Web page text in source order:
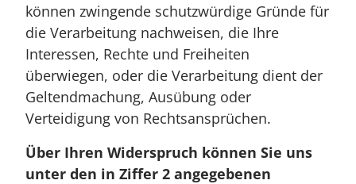
können zwingende schutzwürdige Gründe für
die Verarbeitung nachweisen, die Ihre
Interessen, Rechte und Freiheiten
überwiegen, oder die Verarbeitung dient der
Geltendmachung, Ausübung oder
Verteidigung von Rechtsansprüchen.
Über Ihren Widerspruch können Sie uns
unter den in Ziffer 2 angegebenen